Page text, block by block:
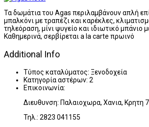
Τα δωμάτια του Agas περιλαμβάνουν απλή
μπαλκόνι με τραπέζι και καρέκλες,
τηλεόραση, μίνι ψυγείο και ιδιωτικό μπάνιο
Καθημερινά, σερβίρεται a la carte πρωινό
Additional Info
Τύπος καταλύματος: Ξενοδοχεία
Κατηγορία αστέρων: 2
Επικοινωνία:
Διευθυνση: Παλαιοχωρα, Χανια, Κρητη
Τηλ.: 2823 041155